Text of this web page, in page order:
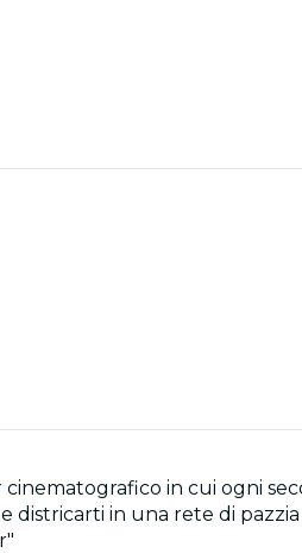
cinematografico in cui ogni
districarti in una rete di pazzia